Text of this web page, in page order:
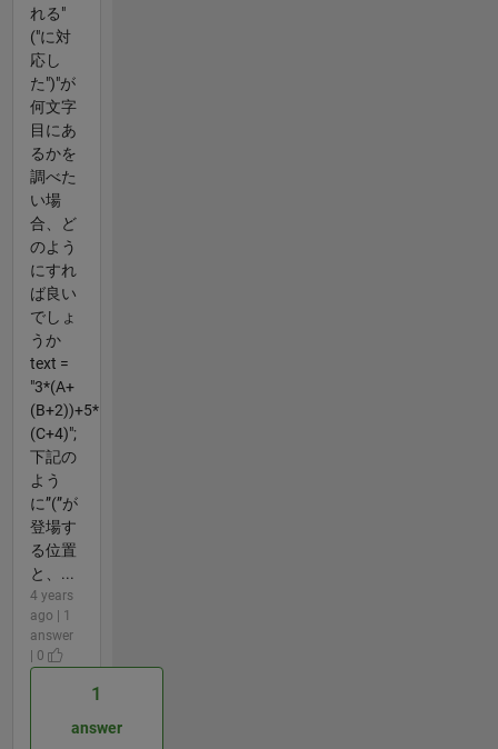
れる"
("に対
応し
た")"が
何文字
目にあ
るかを
調べた
い場
合、ど
のよう
にすれ
ば良い
でしょ
うか
text =
"3*(A+
(B+2))+5*
(C+4)";
下記の
よう
に”(”が
登場す
る位置
と、...
4 years
ago | 1
answer
| 0
1
answer